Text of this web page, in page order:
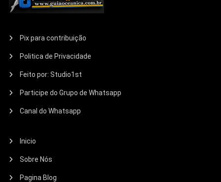
Pix para contribuição
Politica de Privacidade
Feito por: Studio1st
Participe do Grupo de Whatsapp
Canal do Whatsapp
Inicio
Sobre Nós
Pagina Blog